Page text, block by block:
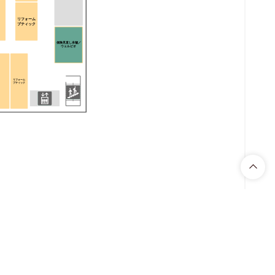
リフォーム
ブティック
リフォーム
ブティック
保険見直し本舗／
ウェルビオ